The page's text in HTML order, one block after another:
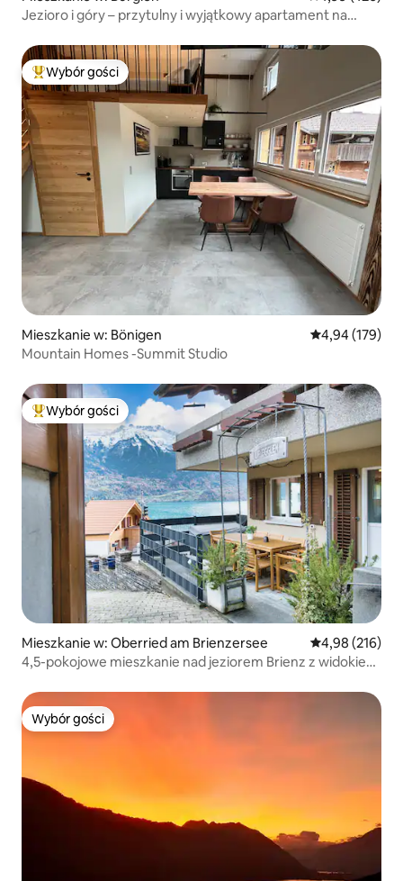
Jezioro i góry – przytulny i wyjątkowy apartament na
Najpopularniejsze z kategorii Wybór gości
Wybór gości
Mieszkanie w: Bönigen Średnia
4,94 (179)
Mountain Homes -Summit Studio
Najpopularniejsze z kategorii Wybór gości
Wybór gości
Mieszkanie w: Oberried am Brienzersee Średnia
4,98 (216)
4,5-pokojowe mieszkanie nad jeziorem Brienz z widokiem
Wybór gości
Wybór gości